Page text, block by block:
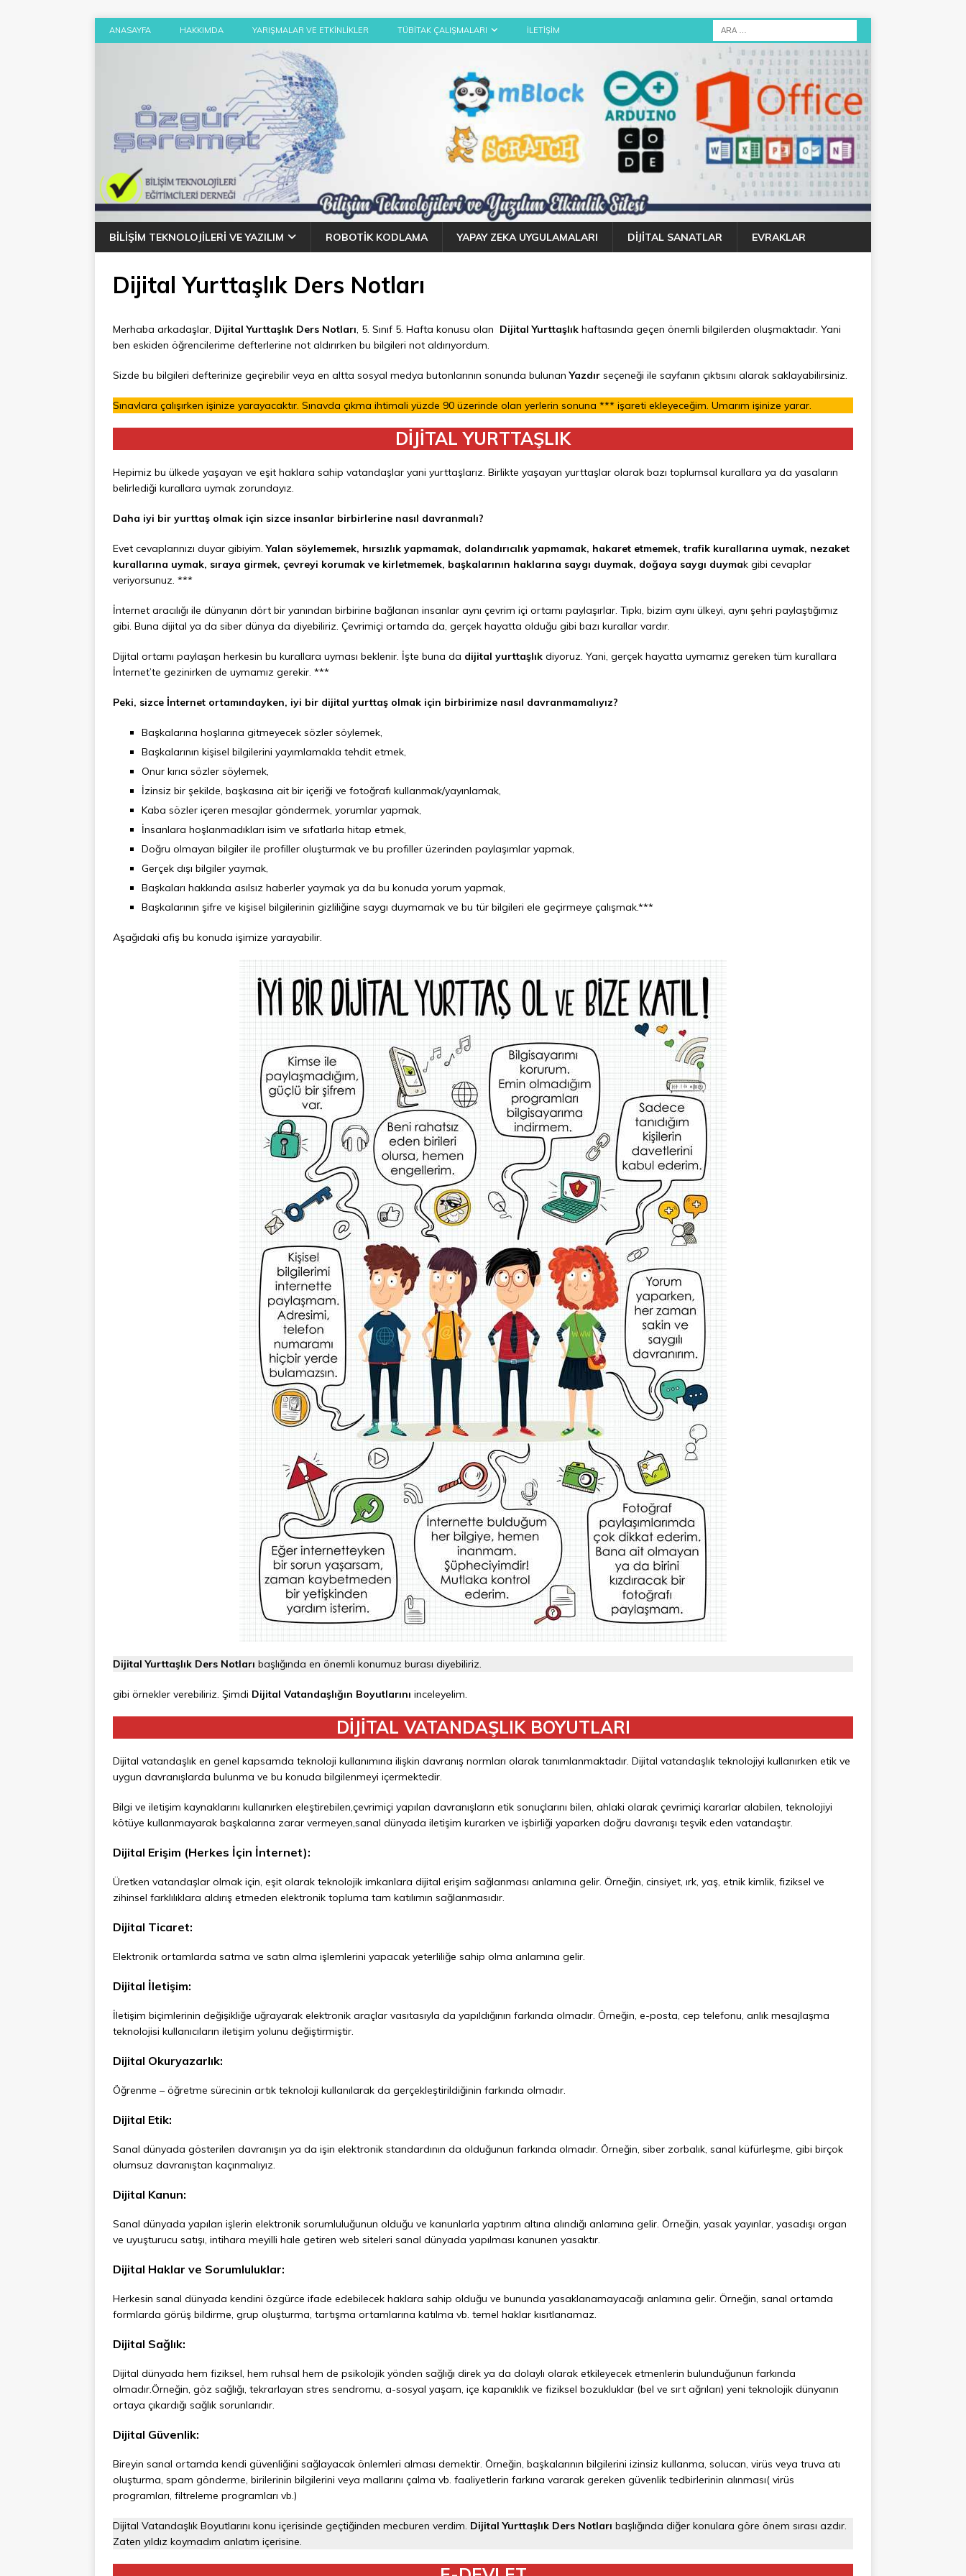
ANASAYFA HAKKIMDA YARIŞMALAR VE ETKINLIKLER TÜBITAK ÇALIŞMALARI İLETIŞIM
BILIŞIM TEKNOLOJILERI VE YAZILIM ROBOTIK KODLAMA YAPAY ZEKA UYGULAMALARI DIJITAL SANATLAR EVRAKLAR
Dijital Yurttaşlık Ders Notları
Merhaba arkadaşlar, Dijital Yurttaşlık Ders Notları, 5. Sınıf 5. Hafta konusu olan Dijital Yurttaşlık haftasında geçen önemli bilgilerden oluşmaktadır. Yani
ben eskiden öğrencilerime defterlerine not aldırırken bu bilgileri not aldırıyordum.
Sizde bu bilgileri defterinize geçirebilir veya en altta sosyal medya butonlarının sonunda bulunanYazdır seçeneği ile sayfanın çıktısını alarak saklayabilirsiniz.
Sınavlara çalışırken işinize yarayacaktır. Sınavda çıkma ihtimali yüzde 90 üzerinde olan yerlerin sonuna *** işareti ekleyeceğim. Umarım işinize yarar.
DİJİTAL YURTTAŞLIK
Hepimiz bu ülkede yaşayan ve eşit haklara sahip vatandaşlar yani yurttaşlarız. Birlikte yaşayan yurttaşlar olarak bazı toplumsal kurallara ya da yasaların
belirlediği kurallara uymak zorundayız.
Daha iyi bir yurttaş olmak için sizce insanlar birbirlerine nasıl davranmalı?
Evet cevaplarınızı duyar gibiyim.Yalan söylememek, hırsızlık yapmamak, dolandırıcılık yapmamak, hakaret etmemek, trafik kurallarına uymak, nezaket
kurallarına uymak, sıraya girmek, çevreyi korumak ve kirletmemek, başkalarının haklarına saygı duymak, doğaya saygı duymak gibi cevaplar
veriyorsunuz. ***
İnternet aracılığı ile dünyanın dört bir yanından birbirine bağlanan insanlar aynı çevrim içi ortamı paylaşırlar. Tıpkı, bizim aynı ülkeyi, aynı şehri paylaştığımız
gibi. Buna dijital ya da siber dünya da diyebiliriz. Çevrimiçi ortamda da, gerçek hayatta olduğu gibi bazı kurallar vardır.
Dijital ortamı paylaşan herkesin bu kurallara uyması beklenir. İşte buna da dijital yurttaşlık diyoruz. Yani, gerçek hayatta uymamız gereken tüm kurallara
İnternet’te gezinirken de uymamız gerekir. ***
Peki, sizce İnternet ortamındayken, iyi bir dijital yurttaş olmak için birbirimize nasıl davranmamalıyız?
Başkalarına hoşlarına gitmeyecek sözler söylemek,
Başkalarının kişisel bilgilerini yayımlamakla tehdit etmek,
Onur kırıcı sözler söylemek,
İzinsiz bir şekilde, başkasına ait bir içeriği ve fotoğrafı kullanmak/yayınlamak,
Kaba sözler içeren mesajlar göndermek, yorumlar yapmak,
İnsanlara hoşlanmadıkları isim ve sıfatlarla hitap etmek,
Doğru olmayan bilgiler ile profiller oluşturmak ve bu profiller üzerinden paylaşımlar yapmak,
Gerçek dışı bilgiler yaymak,
Başkaları hakkında asılsız haberler yaymak ya da bu konuda yorum yapmak,
Başkalarının şifre ve kişisel bilgilerinin gizliliğine saygı duymamak ve bu tür bilgileri ele geçirmeye çalışmak.***
Aşağıdaki afiş bu konuda işimize yarayabilir.
Dijital Yurttaşlık Ders Notları başlığında en önemli konumuz burası diyebiliriz.
gibi örnekler verebiliriz. Şimdi Dijital Vatandaşlığın Boyutlarını inceleyelim.
DİJİTAL VATANDAŞLIK BOYUTLARI
Dijital vatandaşlık en genel kapsamda teknoloji kullanımına ilişkin davranış normları olarak tanımlanmaktadır. Dijital vatandaşlık teknolojiyi kullanırken etik ve
uygun davranışlarda bulunma ve bu konuda bilgilenmeyi içermektedir.
Bilgi ve iletişim kaynaklarını kullanırken eleştirebilen,çevrimiçi yapılan davranışların etik sonuçlarını bilen, ahlaki olarak çevrimiçi kararlar alabilen, teknolojiyi
kötüye kullanmayarak başkalarına zarar vermeyen,sanal dünyada iletişim kurarken ve işbirliği yaparken doğru davranışı teşvik eden vatandaştır.
Dijital Erişim (Herkes İçin İnternet):
Üretken vatandaşlar olmak için, eşit olarak teknolojik imkanlara dijital erişim sağlanması anlamına gelir. Örneğin, cinsiyet, ırk, yaş, etnik kimlik, fiziksel ve
zihinsel farklılıklara aldırış etmeden elektronik topluma tam katılımın sağlanmasıdır.
Dijital Ticaret:
Elektronik ortamlarda satma ve satın alma işlemlerini yapacak yeterliliğe sahip olma anlamına gelir.
Dijital İletişim:
İletişim biçimlerinin değişikliğe uğrayarak elektronik araçlar vasıtasıyla da yapıldığının farkında olmadır. Örneğin, e-posta, cep telefonu, anlık mesajlaşma
teknolojisi kullanıcıların iletişim yolunu değiştirmiştir.
Dijital Okuryazarlık:
Öğrenme – öğretme sürecinin artık teknoloji kullanılarak da gerçekleştirildiğinin farkında olmadır.
Dijital Etik:
Sanal dünyada gösterilen davranışın ya da işin elektronik standardının da olduğunun farkında olmadır. Örneğin, siber zorbalık, sanal küfürleşme, gibi birçok
olumsuz davranıştan kaçınmalıyız.
Dijital Kanun:
Sanal dünyada yapılan işlerin elektronik sorumluluğunun olduğu ve kanunlarla yaptırım altına alındığı anlamına gelir. Örneğin, yasak yayınlar, yasadışı organ
ve uyuşturucu satışı, intihara meyilli hale getiren web siteleri sanal dünyada yapılması kanunen yasaktır.
Dijital Haklar ve Sorumluluklar:
Herkesin sanal dünyada kendini özgürce ifade edebilecek haklara sahip olduğu ve bununda yasaklanamayacağı anlamına gelir. Örneğin, sanal ortamda
formlarda görüş bildirme, grup oluşturma, tartışma ortamlarına katılma vb. temel haklar kısıtlanamaz.
Dijital Sağlık:
Dijital dünyada hem fiziksel, hem ruhsal hem de psikolojik yönden sağlığı direk ya da dolaylı olarak etkileyecek etmenlerin bulunduğunun farkında
olmadır.Örneğin, göz sağlığı, tekrarlayan stres sendromu, a-sosyal yaşam, içe kapanıklık ve fiziksel bozukluklar (bel ve sırt ağrıları) yeni teknolojik dünyanın
ortaya çıkardığı sağlık sorunlarıdır.
Dijital Güvenlik:
Bireyin sanal ortamda kendi güvenliğini sağlayacak önlemleri alması demektir. Örneğin, başkalarının bilgilerini izinsiz kullanma, solucan, virüs veya truva atı
oluşturma, spam gönderme, birilerinin bilgilerini veya mallarını çalma vb. faaliyetlerin farkına vararak gereken güvenlik tedbirlerinin alınması( virüs
programları, filtreleme programları vb.)
Dijital Vatandaşlık Boyutlarını konu içerisinde geçtiğinden mecburen verdim. Dijital Yurttaşlık Ders Notları başlığında diğer konulara göre önem sırası azdır.
Zaten yıldız koymadım anlatım içerisine.